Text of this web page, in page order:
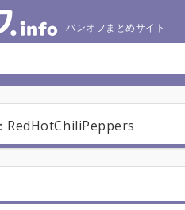
バンオフまとめサイト
RedHotChiliPeppers